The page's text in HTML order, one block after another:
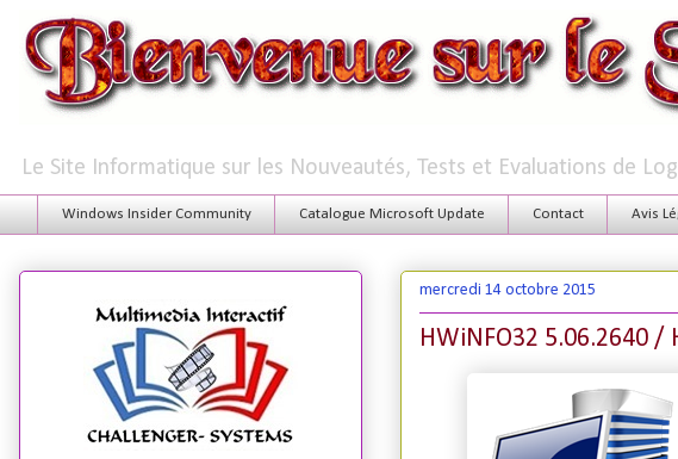
Le Site Informatique sur les Nouveautés, Tests et Evaluations de
Windows Insider Community Catalogue Microsoft Update Contact Avis
mercredi 14 octobre 2015
HWiNFO32 5.06.2640 /